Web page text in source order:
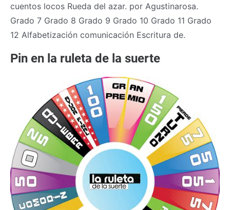
cuentos locos Rueda del azar. por Agustinarosa.
Grado 7 Grado 8 Grado 9 Grado 10 Grado 11 Grado
12 Alfabetización comunicación Escritura de.
Pin en la ruleta de la suerte